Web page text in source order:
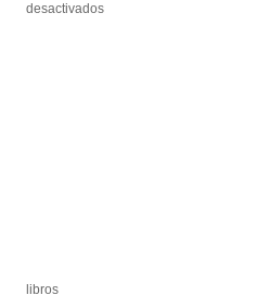
desactivadosen
desactivadosen
libros
libros